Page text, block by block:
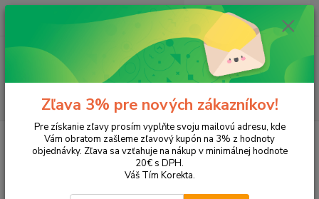
Hľadať
ks
za 0,00 EUR
Tonery a náplne do tlačiarní Hewlett Packard
HP DeskJet
DeskJet 3745
DeskJet 3745
Zľava 3% pre nových zákazníkov!
Pre získanie zľavy prosím vyplňte svoju mailovú adresu, kde
Vám obratom zašleme zľavový kupón na 3% z hodnoty
objednávky. Zľava sa vzťahuje na nákup v minimálnej hodnote
20€ s DPH.
Váš Tím Korekta.